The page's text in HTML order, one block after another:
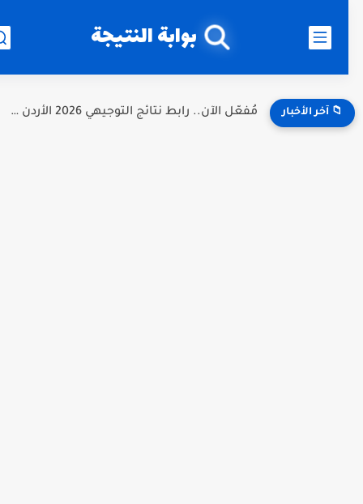
بوابة النتيجة
📁 آخر الأخبار مُفعّل الآن.. رابط نتائج التوجيهي 2026 الأردن برقم الجلوس عبر...